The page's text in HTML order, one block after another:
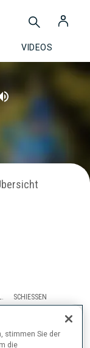
VIDEOS
SCHIESSEN
1 1 1 2
stimmen Sie der
die